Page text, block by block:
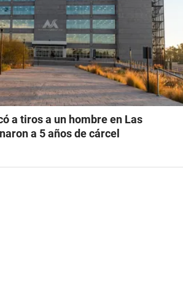
a tiros a un hombre en Las
a 5 años de cárcel